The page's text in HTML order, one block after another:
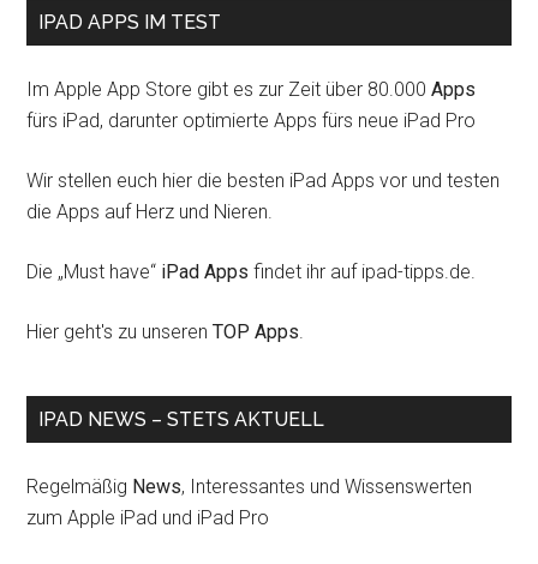
IPAD APPS IM TEST
Im Apple App Store gibt es zur Zeit über 80.000Apps
fürs iPad, darunter optimierte Apps fürs neue iPad Pro
Wir stellen euch hier die besten iPad Apps vor und testen
die Apps auf Herz und Nieren.
Die „Must have“ iPad Apps findet ihr auf ipad-tipps.de.
Hier geht's zu unserenTOP Apps.
IPAD NEWS – STETS AKTUELL
Regelmäßig News, Interessantes und Wissenswerten
zum Apple iPad und iPad Pro